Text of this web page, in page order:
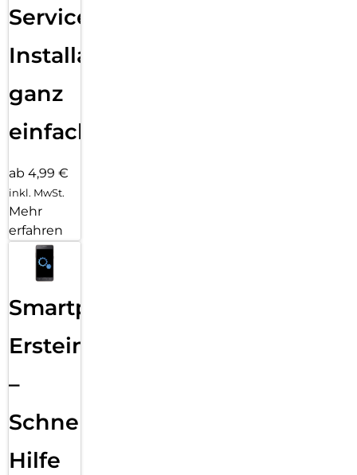
Services
Installation
ganz
einfach
ab 4,99 €
inkl. MwSt.
Mehr
erfahren
Smartphone
Ersteinrichtung
–
Schnelle
Hilfe